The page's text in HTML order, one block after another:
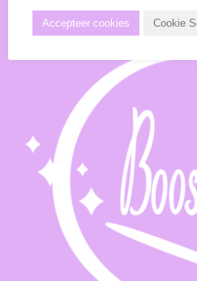
Accepteer cookies Cookie